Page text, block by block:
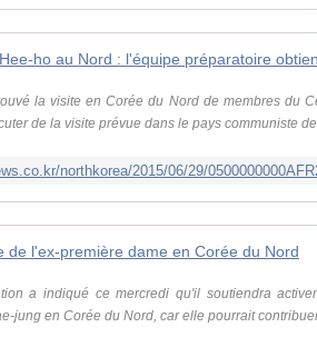
ho au Nord : l'équipe préparatoire
la visite en Corée du Nord de membres du
de la visite prévue dans le pays communiste
northkorea/2015/06/29/
de l'ex-première dame en Corée du Nord
a indiqué ce mercredi qu'il soutiendra
jung en Corée du Nord, car elle pourrait